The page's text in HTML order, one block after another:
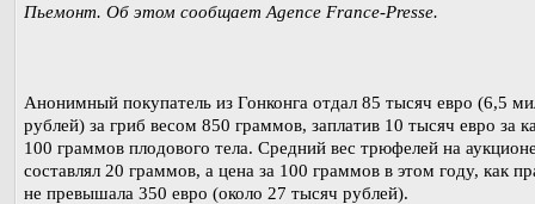
Пьемонт. Об этом сообщает Agence France-Presse.
Анонимный покупатель из Гонконга отдал 85 тысяч евро (6,5
рублей) за гриб весом 850 граммов, заплатив 10 тысяч евро за
100 граммов плодового тела. Средний вес трюфелей на
составлял 20 граммов, а цена за 100 граммов в этом году, как
не превышала 350 евро (около 27 тысяч рублей).